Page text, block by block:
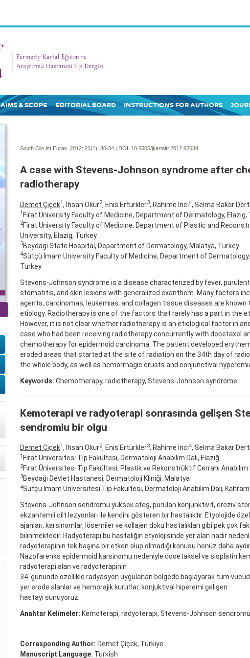
AIMS & SCOPE EDITORIAL BOARD INSTRUCTIONS FOR AUTHORS
South Clin Ist Euras. 2012; 23(1): 30-34 | DOI: 10.5505/jkartaltr.2012.62634
A case with Stevens-Johnson syndrome after
radiotherapy
Demet Çiçek1 , İhsan Okur2, Enis Ertürkler3, Rahime İnci4, Selma Bakar
1 Firat University Faculty of Medicine, Department of Dermatology, Elazig,
2Firat University Faculty of Medicine, Department of Plastic and
University, Elazig, Turkey
3Beydagi State Hospital, Department of Dermatology, Malatya, Turkey
4Sütçü İmam University Faculty of Medicine, Department of
Turkey
Stevens-Johnson syndrome is a disease characterized by fever,
stomatitis, and skin lesions with generalized exanthem. Many factors
agents, carcinomas, leukemias, and collagen tissue diseases are known
etiology. Radiotherapy is one of the factors that rarely has a part in the
However, it is not clear whether radiotherapy is an etiological factor in
case who had been receiving radiotherapy concurrently with docetaxel
chemotherapy for epidermoid carcinoma. The patient developed
eroded areas that started at the site of radiation on the 34th day of
the whole body, as well as hemorrhagic crusts and conjunctival
Keywords: Chemotherapy, radiotherapy, Stevens-Johnson syndrome
Kemoterapi ve radyoterapi sonrasında gelişen
sendromlu bir olgu
Demet Çiçek1, İhsan Okur2, Enis Ertürkler3, Rahime İnci4, Selma Bakar
1 Fırat Üniversitesi Tıp Fakültesi, Dermatoloji Anabilim Dalı, Elazığ
2Fırat Üniversitesi Tıp Fakültesi, Plastik ve Rekonstrüktif Cerrahi Anabilim
3Beydağı Devlet Hastanesi, Dermatoloji Kliniği, Malatya
4Sütçü İmam Üniversitesi Tıp Fakültesi, Dermatoloji Anabilim Dalı,
Stevens-Johnson sendromu yüksek ateş, pürülan konjunktivit, eroziv
ekzantemli cilt lezyonları ile kendini gösteren bir hastalıktır. Etyolojide
ajanları, karsinomlar, lösemiler ve kollajen doku hastalıkları gibi pek çok
bilinmektedir. Radyoterapi bu hastalığın etyolojisinde yer alan nadir
radyoterapinin tek başına bir etken olup olmadığı konusu henüz daha
Nazofarenks epidermoid karsinomu nedeniyle dosetaksel ve sisplatin
radyoterapi alan ve radyoterapinin
34. gününde özellikle radyasyon uygulanan bölgede başlayarak tüm
yer erode alanlar ve hemorajik kurutlar, konjuktival hiperemi gelişen
hastayı sunuyoruz.
Anahtar Kelimeler: Kemoterapi, radyoterapi, Stevens-Johnson sendromu
Corresponding Author: Demet Çiçek, Türkiye
Manuscript Language: Turkish